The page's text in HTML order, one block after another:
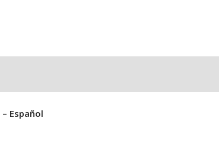
Español